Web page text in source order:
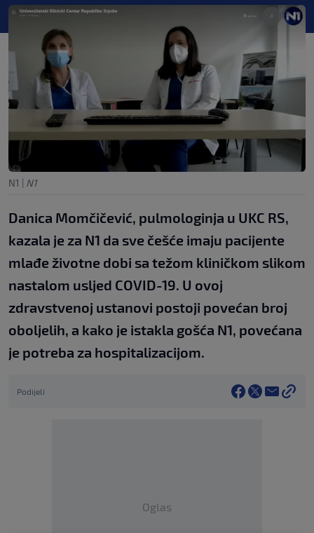
N1 | N1
Danica Momčičević, pulmologinja u UKC RS,
kazala je za N1 da sve češće imaju pacijente
mlađe životne dobi sa težom kliničkom slikom
nastalom usljed COVID-19. U ovoj
zdravstvenoj ustanovi postoji povećan broj
oboljelih, a kako je istakla gošća N1, povećana
je potreba za hospitalizacijom.
Podijeli
Oglas